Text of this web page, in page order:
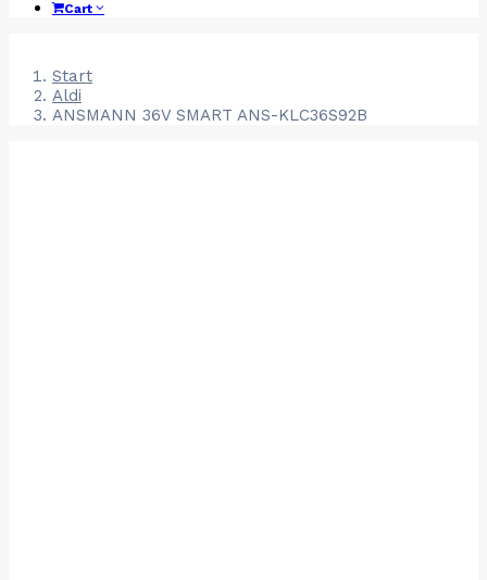
Cart
Start
Aldi
ANSMANN 36V SMART ANS-KLC36S92B